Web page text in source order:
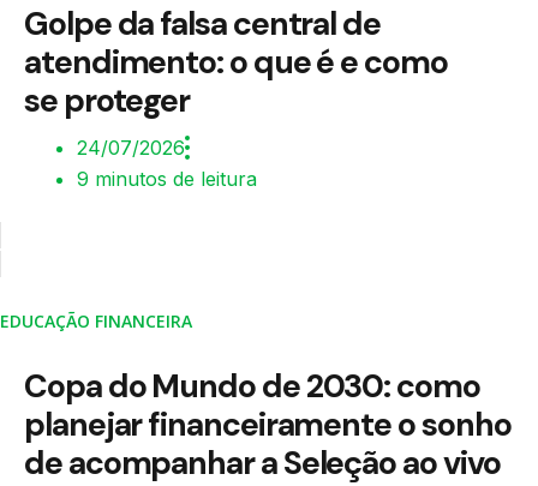
Golpe da falsa central de
atendimento: o que é e como
se proteger
24/07/2026
9 minutos de leitura
EDUCAÇÃO FINANCEIRA
Copa do Mundo de 2030: como
planejar financeiramente o sonho
de acompanhar a Seleção ao vivo